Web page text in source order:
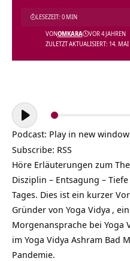
ZULETZT AKTUALISIERT: 14.
VONOMKARA VOR 4 JAHREN
LESEZEIT: 0 MIN
Audio-
Player
Podcast: Play in new window
Subscribe: RSS
Höre Erläuterungen zum
Disziplin – Entsagung –
Tages. Dies ist ein kurzer
Gründer von Yoga Vidya ,
Morgenansprache bei Yoga
im Yoga Vidya Ashram Bad
Pandemie.